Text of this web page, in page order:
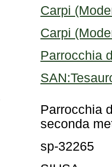
Carpi
Carpi
Parrocchia
seconda
sp-32265